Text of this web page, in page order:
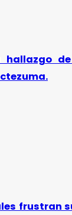
hallazgo
frustran